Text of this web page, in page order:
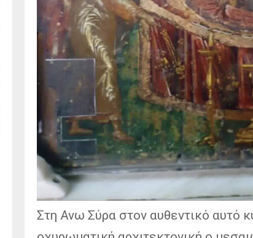
Στη Ανω Σύρα στον αυθεντικό αυτό